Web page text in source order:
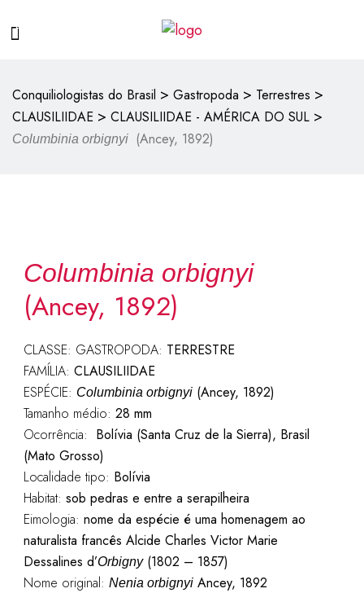
Conquiliologistas do Brasil > Gastropoda > Terrestres >
CLAUSILIIDAE > CLAUSILIIDAE - AMÉRICA DO SUL >
Columbinia orbignyi (Ancey, 1892)
Columbinia orbignyi
(Ancey, 1892)
CLASSE: GASTROPODA: TERRESTRE
FAMÍLIA: CLAUSILIIDAE
ESPÉCIE: Columbinia orbignyi(Ancey, 1892)
Tamanho médio: 28 mm
Ocorrência: Bolívia (Santa Cruz de la Sierra), Brasil
(Mato Grosso)
Localidade tipo: Bolívia
Habitat: sob pedras e entre a serapilheira
Eimologia: nome da espécie é uma homenagem ao
naturalista francês Alcide Charles Victor Marie
Dessalines d’Orbigny(1802 – 1857)
Nome original: Nenia orbignyiAncey, 1892